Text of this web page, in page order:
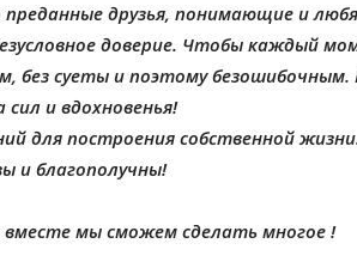
друзья, понимающие и
доверие. Чтобы каждый
без суеты и поэтому безошибочным.
сил и вдохновенья!
для построения собственной
и благополучны!
вместе мы сможем сделать многое !